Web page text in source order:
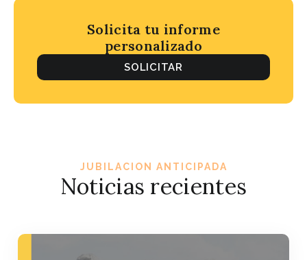
Solicita tu informe
personalizado
SOLICITAR
JUBILACION ANTICIPADA
Noticias recientes